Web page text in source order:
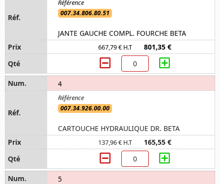
007.34.806.80.51
JANTE GAUCHE COMPL. FOURCHE BETA
667,79 € H.T 801,35 €
4
007.34.926.00.00
CARTOUCHE HYDRAULIQUE DR. BETA
137,96 € H.T 165,55 €
5